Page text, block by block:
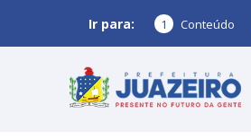
Ir para: 1 Conteúdo